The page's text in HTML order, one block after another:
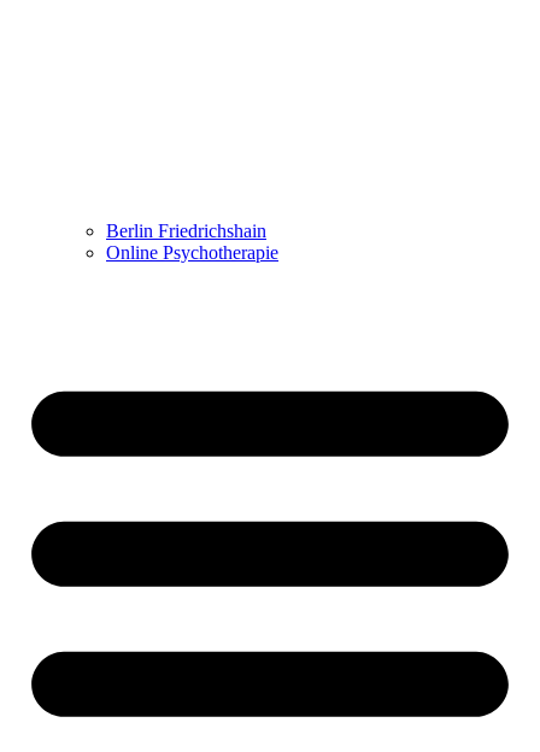
Berlin Friedrichshain
Online Psychotherapie